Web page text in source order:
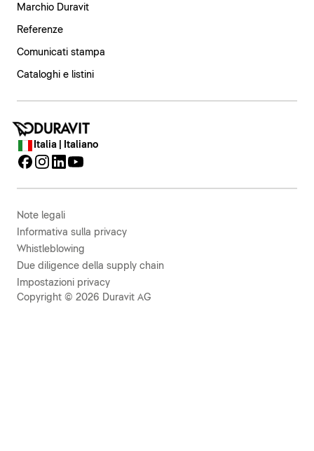
Marchio Duravit
Referenze
Comunicati stampa
Cataloghi e listini
Italia | Italiano
Note legali
Informativa sulla privacy
Whistleblowing
Due diligence della supply chain
Impostazioni privacy
Copyright © 2026 Duravit AG